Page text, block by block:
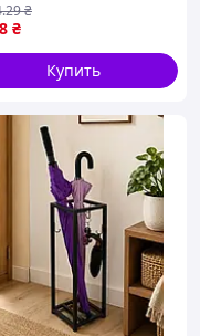
₴
.29₴
Купить